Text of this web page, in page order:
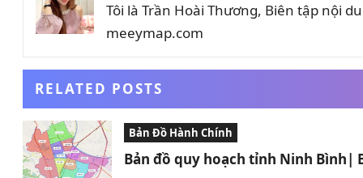
Tôi là Trần Hoài Thương, Biên tập nội
meeymap.com
RELATED POSTS
Bản Đồ Hành Chính
Bản đồ quy hoạch tỉnh Ninh Bình|